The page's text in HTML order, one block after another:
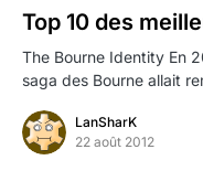
Top 10 des
The Bourne Identity En
saga des Bourne allait
LanSharK
22 août 2012